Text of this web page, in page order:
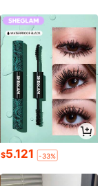
$5.121 -33%